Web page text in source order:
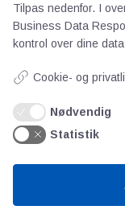
Kontakt
Persondata
Videncentre
Teknologisk Institut
Tilpas nedenfor. I
Business Data
kontrol over dine
Cookie- og
Nødvendig
Statistik